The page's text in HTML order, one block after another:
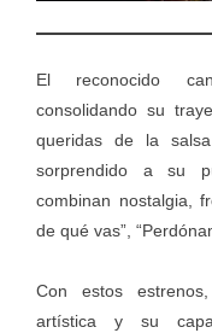
El reconocido
consolidando su
queridas de la
sorprendido a su
combinan nostalgia,
de qué vas”,
Con estos
artística y su